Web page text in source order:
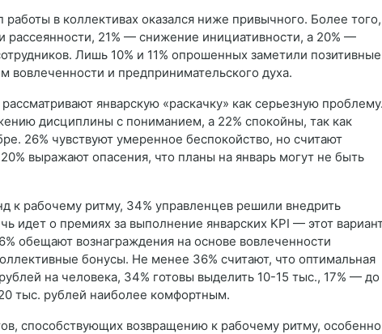
в коллективах оказался ниже привычного. Более того,
рассеянности, 21% — снижение инициативности, а 20% —
Лишь 10% и 11% опрошенных заметили позитивные
вовлеченности и предпринимательского духа.
январскую «раскачку» как серьезную проблему.
дисциплины с пониманием, а 22% спокойны, так как
26% чувствуют умеренное беспокойство, но считают
выражают опасения, что планы на январь могут не быть
к рабочему ритму, 34% управленцев решили внедрить
идет о премиях за выполнение январских KPI — этот
обещают вознаграждения на основе вовлеченности
бонусы. Не менее 36% считают, что оптимальная
на человека, 34% готовы выделить 10-15 тыс., 17% — до
тыс. рублей наиболее комфортным.
способствующих возвращению к рабочему ритму, особенно